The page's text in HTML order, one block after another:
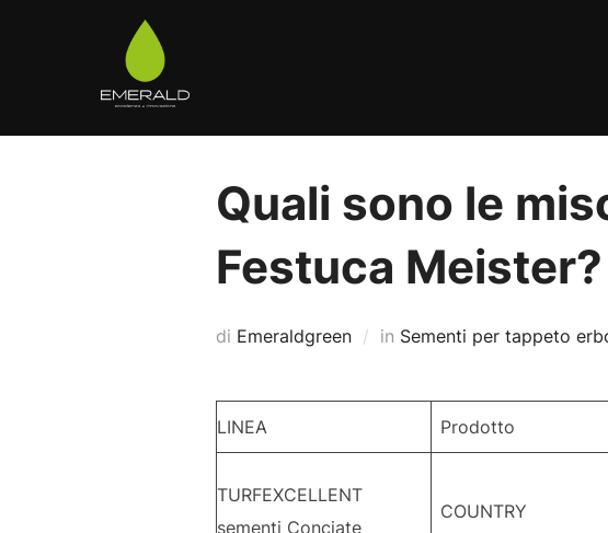
Quali sono le
Festuca Meister?
di Emeraldgreen in Sementi per tappeto
LINEA Prodotto
TURFEXCELLENT
sementi Conciate
COUNTRY